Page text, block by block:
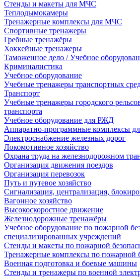
Стенды и макеты для МЧС
Теплодымокамеры
Тренажерные комплексы для МЧС
Спортивные тренажеры
Гребные тренажёры
Хоккейные тренажеры
Таможенное дело / Учебное
Криминалистика
Учебное оборудование
Учебные тренажеры транспортных
Транспорт
Учебные тренажеры городского
транспорта
Учебное оборудование для РЖД
Аппаратно-программные комплексы
Электроснабжение железных дорог
Локомотивное хозяйство
Охрана труда на железнодорожном
Организация движения поездов
Организация перевозок
Путь и путевое хозяйство
Сигнализация, централизация,
Вагонное хозяйство
Высокоскоростное движение
Железнодорожные тренажёры
Учебное оборудование по пожарной
специализированных учреждений
Стенды и макеты по пожарной
Тренажерные комплексы по пожарной
Военная подготовка и боевые машины
Стенды и тренажеры по военной